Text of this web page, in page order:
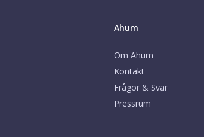
Ahum
Om Ahum
Kontakt
Frågor & Svar
Pressrum